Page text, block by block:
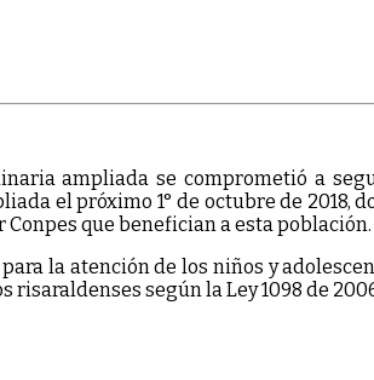
ampliada se comprometió a
el próximo 1° de octubre de
que benefician a esta población.
la atención de los niños y
según la Ley 1098 de